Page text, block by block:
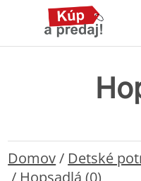
Domov/ Detské
/ Hopsadlá (0)